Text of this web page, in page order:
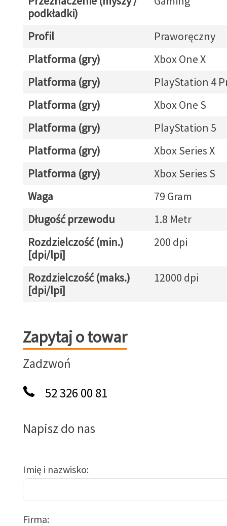
podkładki)
Profil
Praworęczny
Platforma (gry)
Xbox One X
Platforma (gry)
PlayStation 4
Platforma (gry)
Xbox One S
Platforma (gry)
PlayStation 5
Platforma (gry)
Xbox Series X
Platforma (gry)
Xbox Series S
Waga
79 Gram
Długość przewodu
1.8 Metr
Rozdzielczość (min.)
[dpi/lpi]
200 dpi
Rozdzielczość (maks.)
[dpi/lpi]
12000 dpi
Zapytaj o towar
Zapytaj o towar
Zadzwoń
52 326 00 81
Napisz do nas
Imię i nazwisko
Firma